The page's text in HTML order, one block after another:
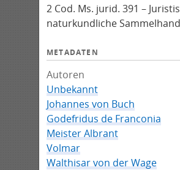
f
o
2 Cod. Ms. jurid. 391 –
naturkundliche
METADATEN
Autoren
Unbekannt
Johannes von Buch
Godefridus de Franconia
Meister Albrant
Volmar
Walthisar von der Wage